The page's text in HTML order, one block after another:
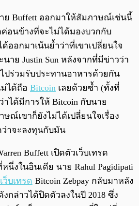
ย Buffett ออกมาให้สัมภาษณ์เช่นนี้
ค่อนข้างที่จะไม่ได้มองบวกกับ
ออกมาเน้นย้ำว่าที่เขาเปลี่ยนใจ
นาย Justin Sun หลังจากที่มีข่าวว่า
ปร่วมรับประทานอาหารด้วยกัน
ได้ถือ Bitcoin เลยด้วยซ้ำ (ทั้งที่
าได้มีการให้ Bitcoin กับนาย
ณ์เขาก็ยังไม่ได้เปลี่ยนใจเรื่อง
ว่าจะลงทุนกับมัน
Buffett เปิดตัวเว็บเทรด
นึ่งในอินเดีย นาย Rahul Pagidipati
เว็บเทรด Bitcoin Zebpay กลับมาหลัง
กล่าวได้ปิดตัวลงในปี 2018 ซึ่ง